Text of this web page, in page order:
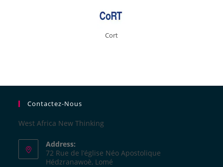
Cort
Contactez-Nous
West Africa New Thinking
Address:
72 Rue de l’église Néo Apostolique
Hédzranawoè, Lomé